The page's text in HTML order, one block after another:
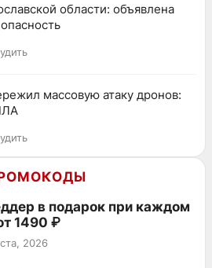
области: объявлена
массовую атаку дронов:
в подарок при каждом
1490 ₽
2026